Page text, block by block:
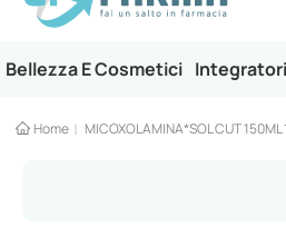
Bellezza E Cosmetici
Home MICOXOLAMINA*SOL CUT 150ML